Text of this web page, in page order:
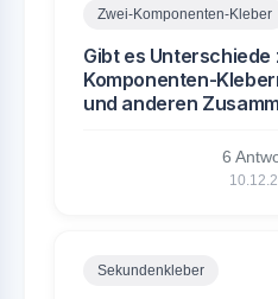
Zwei-Komponenten-Kleber
Gibt es
Komponenten-
und anderen
6
Sekundenkleber